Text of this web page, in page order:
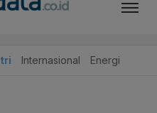
Internasional Energi